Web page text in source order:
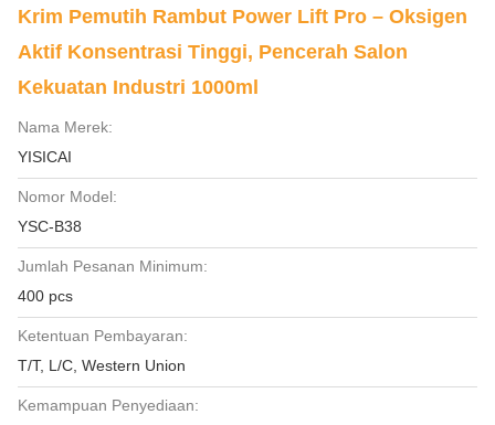
Krim Pemutih Rambut Power Lift Pro – Oksigen
Aktif Konsentrasi Tinggi, Pencerah Salon
Kekuatan Industri 1000ml
Nama Merek:
YISICAI
Nomor Model:
YSC-B38
Jumlah Pesanan Minimum:
400 pcs
Ketentuan Pembayaran:
T/T, L/C, Western Union
Kemampuan Penyediaan: